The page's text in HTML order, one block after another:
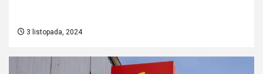
3 listopada, 2024